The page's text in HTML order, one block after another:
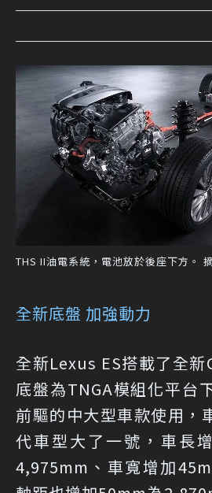
THS II油電系統，電池放於後座下方。
全新底盤 加強動力
全新Lexus ES搭載了全新
底盤為TNGA模組化平台
前驅的中大型車款使用，
代車型大了一號，車長
4,975mm、車寬增加